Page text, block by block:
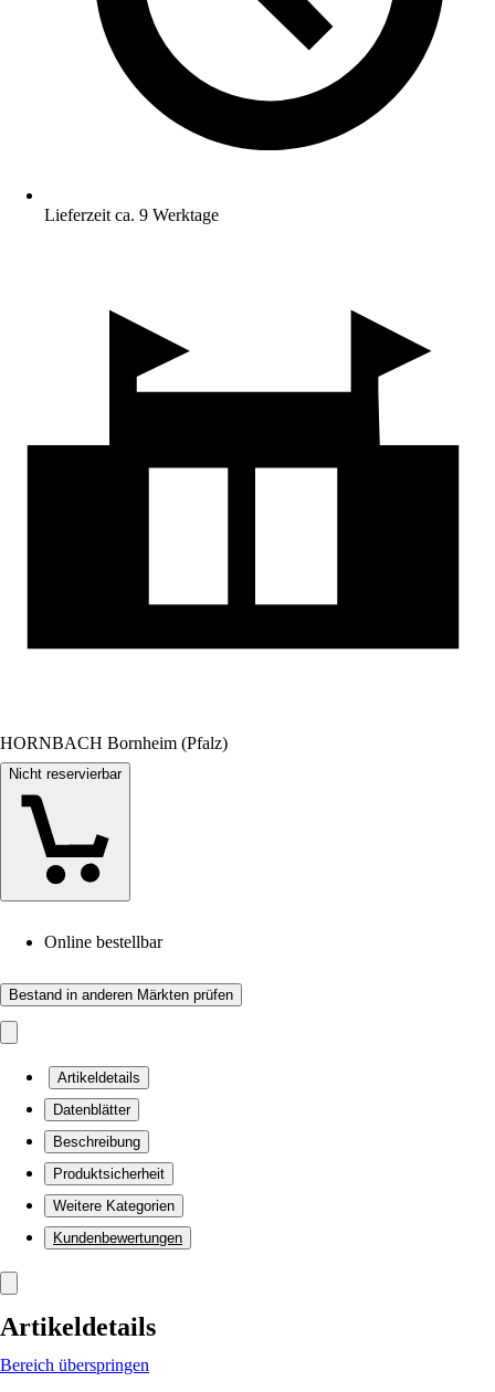
Lieferzeit ca. 9 Werktage
HORNBACH Bornheim (Pfalz)
Nicht reservierbar
Online bestellbar
Bestand in anderen Märkten prüfen
Artikeldetails
Datenblätter
Beschreibung
Produktsicherheit
Weitere Kategorien
Kundenbewertungen
Artikeldetails
Bereich überspringen